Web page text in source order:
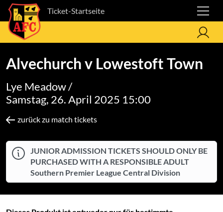
Ticket-Startseite
Alvechurch v Lowestoft Town
Lye Meadow /
Samstag, 26. April 2025 15:00
zurück zu match tickets
JUNIOR ADMISSION TICKETS SHOULD ONLY BE
PURCHASED WITH A RESPONSIBLE ADULT
Southern Premier League Central Division